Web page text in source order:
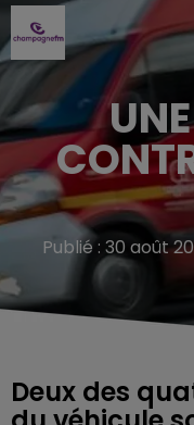
Publié : 30 août
Deux des